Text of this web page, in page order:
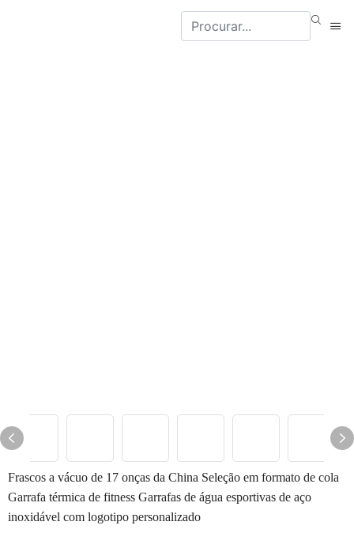
Frascos a vácuo de 17 onças da China Seleção em formato de cola
Garrafa térmica de fitness Garrafas de água esportivas de aço
inoxidável com logotipo personalizado